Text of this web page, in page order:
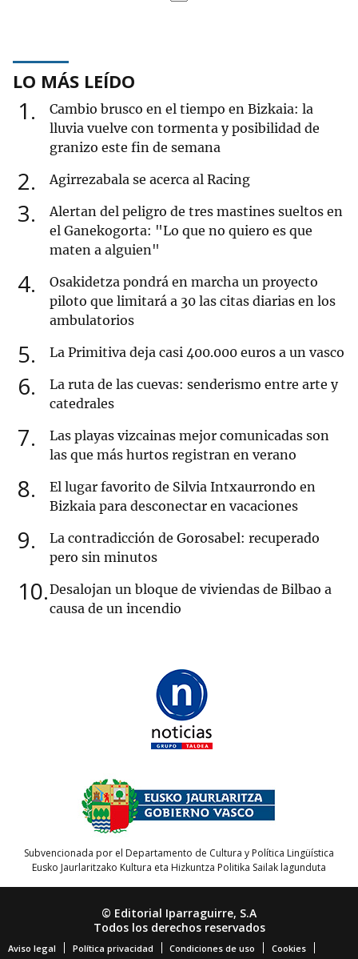
LO MÁS LEÍDO
1
Cambio brusco en el tiempo en Bizkaia: la
lluvia vuelve con tormenta y posibilidad de
granizo este fin de semana
2 Agirrezabala se acerca al Racing
3
Alertan del peligro de tres mastines sueltos en
el Ganekogorta: "Lo que no quiero es que
maten a alguien"
4
Osakidetza pondrá en marcha un proyecto
piloto que limitará a 30 las citas diarias en los
ambulatorios
5 La Primitiva deja casi 400.000 euros a un vasco
6
La ruta de las cuevas: senderismo entre arte y
catedrales
7
Las playas vizcainas mejor comunicadas son
las que más hurtos registran en verano
8
El lugar favorito de Silvia Intxaurrondo en
Bizkaia para desconectar en vacaciones
9
La contradicción de Gorosabel: recuperado
pero sin minutos
10 Desalojan un bloque de viviendas de Bilbao a
causa de un incendio
Subvencionada por el Departamento de Cultura y Política Lingüística
Eusko Jaurlaritzako Kultura eta Hizkuntza Politika Sailak lagunduta
© Editorial Iparraguirre, S.A
Todos los derechos reservados
Aviso legal Política privacidad Condiciones de uso Cookies